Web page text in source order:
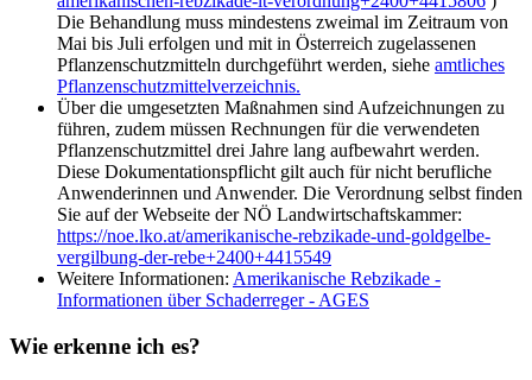
Die Behandlung muss mindestens zweimal im Zeitraum von
Mai bis Juli erfolgen und mit in Österreich zugelassenen
Pflanzenschutzmitteln durchgeführt werden, siehe amtliches
Pflanzenschutzmittelverzeichnis.
Über die umgesetzten Maßnahmen sind Aufzeichnungen zu
führen, zudem müssen Rechnungen für die verwendeten
Pflanzenschutzmittel drei Jahre lang aufbewahrt werden.
Diese Dokumentationspflicht gilt auch für nicht berufliche
Anwenderinnen und Anwender. Die Verordnung selbst finden
Sie auf der Webseite der NÖ Landwirtschaftskammer:
https://noe.lko.at/amerikanische-rebzikade-und-goldgelbe-
vergilbung-der-rebe+2400+4415549
Weitere Informationen: Amerikanische Rebzikade -
Informationen über Schaderreger - AGES
Wie erkenne ich es?